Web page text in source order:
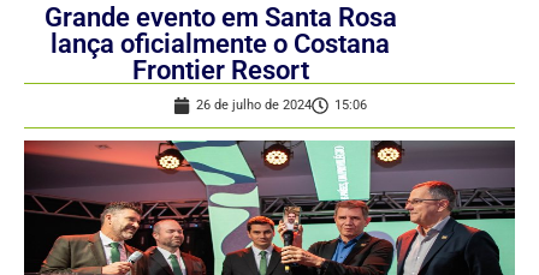
Grande evento em Santa Rosa
lança oficialmente o Costana
Frontier Resort
26 de julho de 2024 15:06